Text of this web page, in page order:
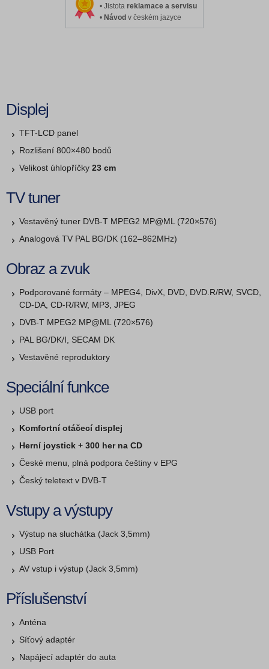
• Jistota reklamace a servisu
• Návod v českém jazyce
Displej
TFT-LCD panel
Rozlišení 800×480 bodů
Velikost úhlopříčky 23 cm
TV tuner
Vestavěný tuner DVB-T MPEG2 MP@ML (720×576)
Analogová TV PAL BG/DK (162–862MHz)
Obraz a zvuk
Podporované formáty – MPEG4, DivX, DVD, DVD.R/RW, SVCD,
CD-DA, CD-R/RW, MP3, JPEG
DVB-T MPEG2 MP@ML (720×576)
PAL BG/DK/I, SECAM DK
Vestavěné reproduktory
Speciální funkce
USB port
Komfortní otáčecí displej
Herní joystick + 300 her na CD
České menu, plná podpora češtiny v EPG
Český teletext v DVB-T
Vstupy a výstupy
Výstup na sluchátka (Jack 3,5mm)
USB Port
AV vstup i výstup (Jack 3,5mm)
Příslušenství
Anténa
Síťový adaptér
Napájecí adaptér do auta